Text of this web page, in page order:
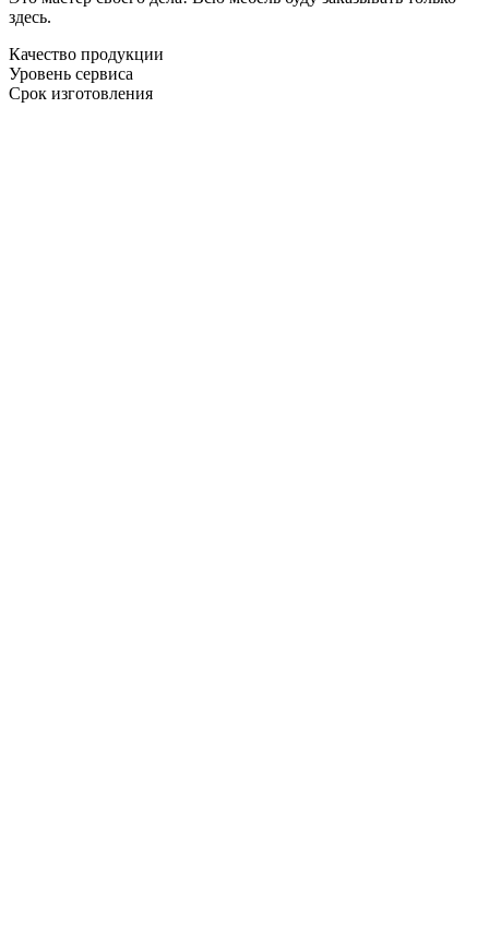
здесь.
Качество продукции
Уровень сервиса
Срок изготовления